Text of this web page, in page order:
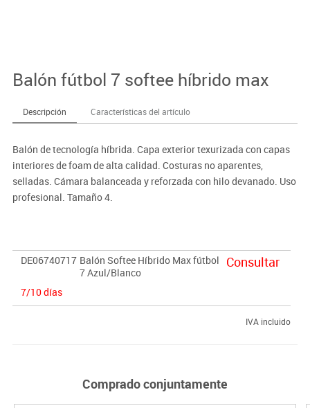
Balón fútbol 7 softee híbrido max
Descripción Características del artículo
Balón de tecnología híbrida. Capa exterior texurizada con capas
interiores de foam de alta calidad. Costuras no aparentes,
selladas. Cámara balanceada y reforzada con hilo devanado. Uso
profesional. Tamaño 4.
DE06740717 Balón Softee Híbrido Max fútbol
7 Azul/Blanco
7/10 días
Consultar
IVA incluido
Comprado conjuntamente